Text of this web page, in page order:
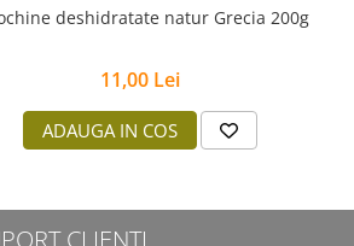
deshidratate natur Grecia 200g
11,00 Lei
ADAUGA IN COS